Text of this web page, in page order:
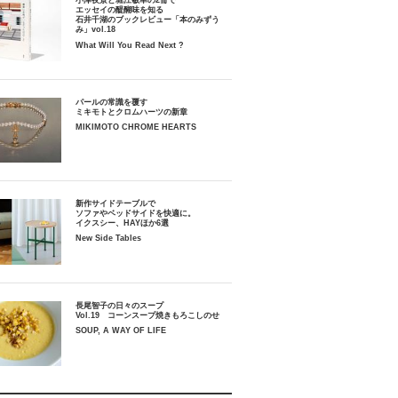
エッセイの醍醐味を知る
石井千湖のブックレビュー「本のみずう
み」vol.18
What Will You Read Next ?
パールの常識を覆す
ミキモトとクロムハーツの新章
MIKIMOTO CHROME HEARTS
新作サイドテーブルで
ソファやベッドサイドを快適に。
イクスシー、HAYほか6選
New Side Tables
長尾智子の日々のスープ
Vol.19 コーンスープ焼きもろこしのせ
SOUP, A WAY OF LIFE